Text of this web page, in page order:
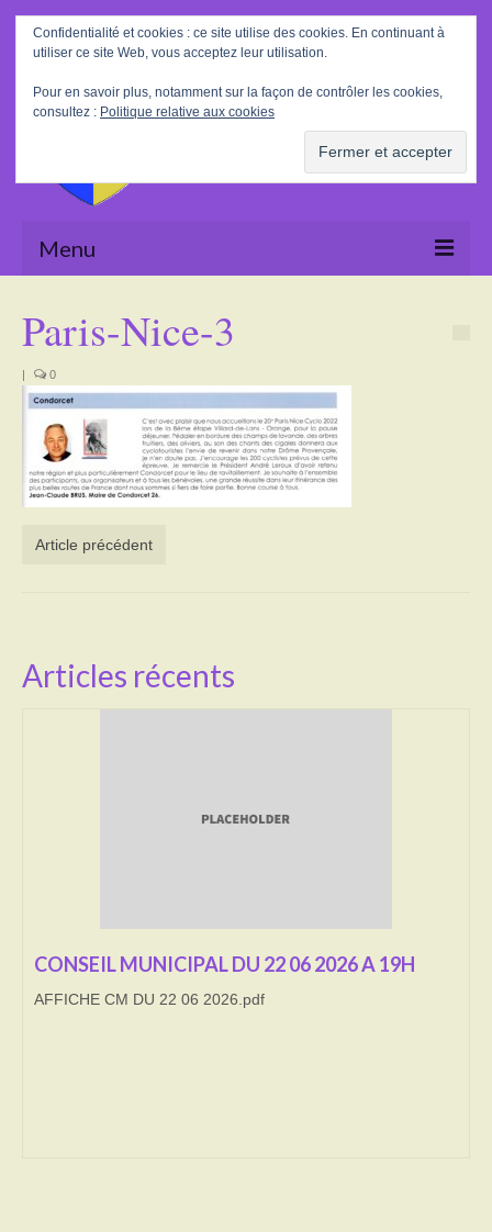
Rechercher
:
Menu
La Mairie
Le village
Tourisme
Actualités
Heures d’ouverture
Paris-Nice-3
| 0
Article précédent
Articles récents
CONSEIL MUNICIPAL DU 22 06 2026 A 19H
AFFICHE CM DU 22 06 2026.pdf
Confidentialité et cookies : ce site utilise des cookies. En continuant à
utiliser ce site Web, vous acceptez leur utilisation.
Pour en savoir plus, notamment sur la façon de contrôler les cookies,
consultez : Politique relative aux cookies